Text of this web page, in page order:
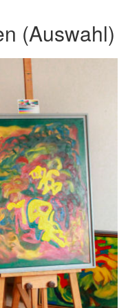
(Auswahl)